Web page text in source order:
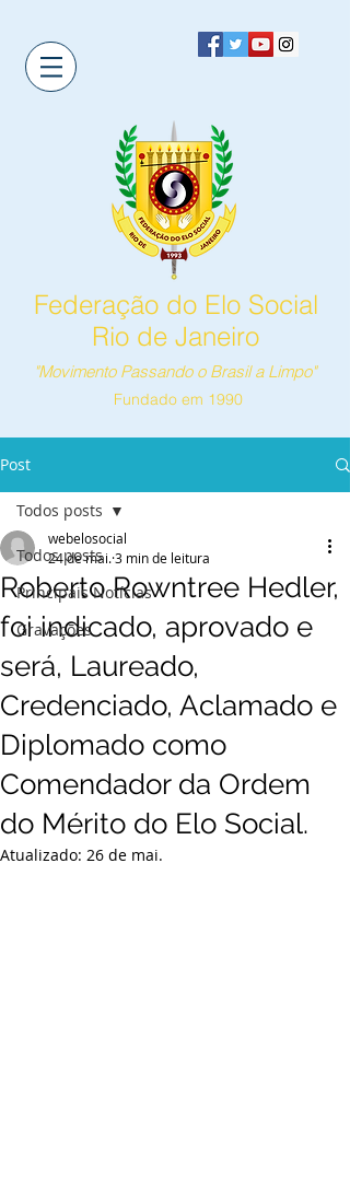
Federação do Elo Social
Rio de Janeiro
"Movimento Passando o Brasil a Limpo"
Fundado em 1990
Post
Todos posts
Principais Notícias
Gravações
Todos posts
Roberto Rowntree Hedler,
foi indicado, aprovado e
será, Laureado,
Credenciado, Aclamado e
Diplomado como
Comendador da Ordem
do Mérito do Elo Social.
webelosocial
24 de mai.3 min de leitura
Atualizado: 26 de mai.